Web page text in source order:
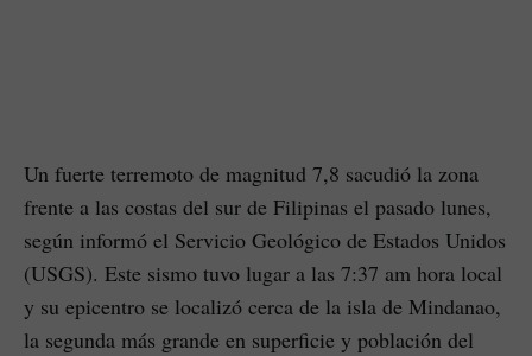
Un fuerte terremoto de magnitud 7,8 sacudió la zona
frente a las costas del sur de Filipinas el pasado lunes,
según informó el Servicio Geológico de Estados Unidos
(USGS). Este sismo tuvo lugar a las 7:37 am hora local
y su epicentro se localizó cerca de la isla de Mindanao,
la segunda más grande en superficie y población del